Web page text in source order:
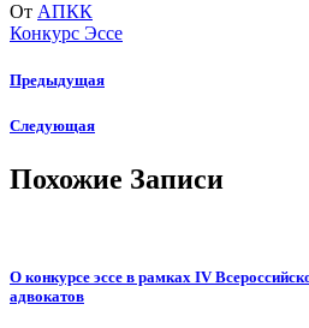
От АПКК
Конкурс Эссе
Предыдущая
Следующая
Похожие Записи
О конкурсе эссе в рамках IV
адвокатов